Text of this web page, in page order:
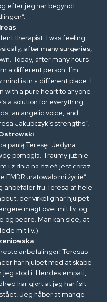
efter jeg har begyndt
therapist. I was feeling
after many surgeries,
Today, after many hours
a different person, I’m
is in a different place. I
with a pure heart to anyone
a solution for everything,
an angelic voice, and
Jakubczyk’s strengths”.
panią Teresę. Jedyna
pomogła. Traumy już nie
i z dnia na dzień jest coraz
uratowało mi życie”.
fru Teresa af hele
der virkelig har hjulpet
magt over mit liv, og
og bedre. Man kan sige, at
mit liv.)
anbefalinger! Teresas
har hjulpet med at skabe
stod i. Hendes empati,
har gjort at jeg har følt
Jeg håber at mange